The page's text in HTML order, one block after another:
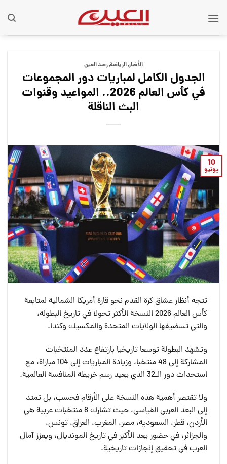
الأخبار,الریاضة,رصد العین
الجدول الكامل لمباريات دور المجموعات
في كأس العالم 2026.. المواعيد وقنوات
البث الناقلة
10
يونيو
تتجه أنظار عشاق كرة القدم نحو قارة أمريكا الشمالية لمتابعة
كأس العالم 2026 النسخة الأكثر تحولا في تاريخ البطولة،
والتي تسضيفها الولايات المتحدة والمكسيك وكندا.
وتشهد البطولة توسعا تاريخيا بارتفاع عدد المنتخبات
المشاركة إلى 48 منتخبا، وزيادة المباريات إلى 104 مباراة، مع
استحداث دور الـ32 الذي يعيد رسم خريطة المنافسة العالمية.
ولا تقتصر أهمية هذه النسخة على الأرقام فحسب، بل تمتد
إلى البعد العربي القياسي، حيث تشارك 8 منتخبات عربية هي
الأردن، قطر، السعودية، مصر، المغرب، العراق، تونس،
والجزائر، في حضور يعد الأكبر في تاريخ المونديال، ويعزز آمال
العرب في تحقيق إنجازات تاريخية.